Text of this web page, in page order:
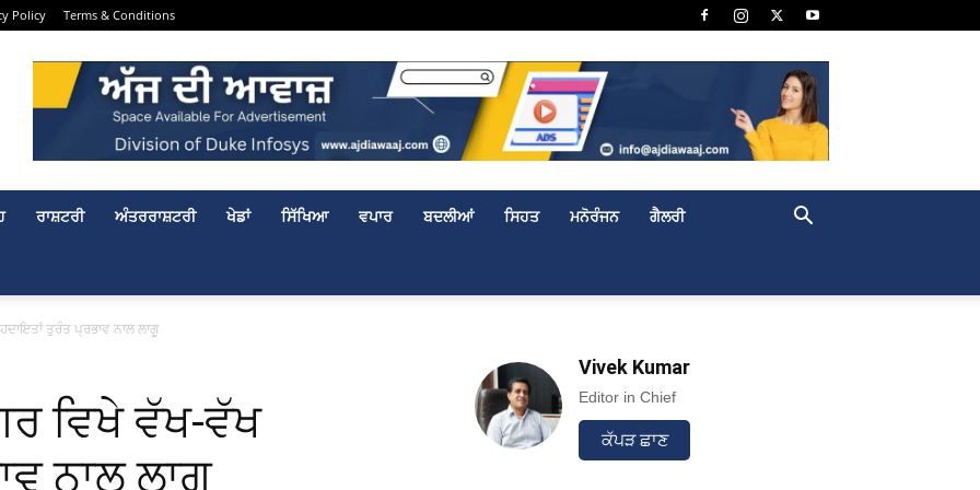
Policy Terms & Conditions
ਰਾਸ਼ਟਰੀ ਅੰਤਰਰਾਸ਼ਟਰੀ ਖੇਡਾਂ ਸਿੱਖਿਆ ਵਪਾਰ ਬਦਲੀਆਂ ਸਿਹਤ ਮਨੋਰੰਜਨ ਗੈਲਰੀ
ਤੁਰੰਤ ਪ੍ਰਭਾਵ ਨਾਲ ਲਾਗੂ
ਵਿਖੇ ਵੱਖ-ਵੱਖ
ਨਾਲ ਲਾਗੂ
Vivek Kumar
Editor in Chief
ਕੱਪੜ ਛਾਣ